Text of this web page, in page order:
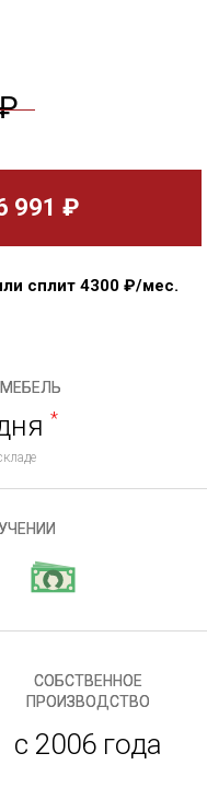
991 ₽
сплит 4300 ₽/мес.
*
СОБСТВЕННОЕ
ПРОИЗВОДСТВО
с 2006 года